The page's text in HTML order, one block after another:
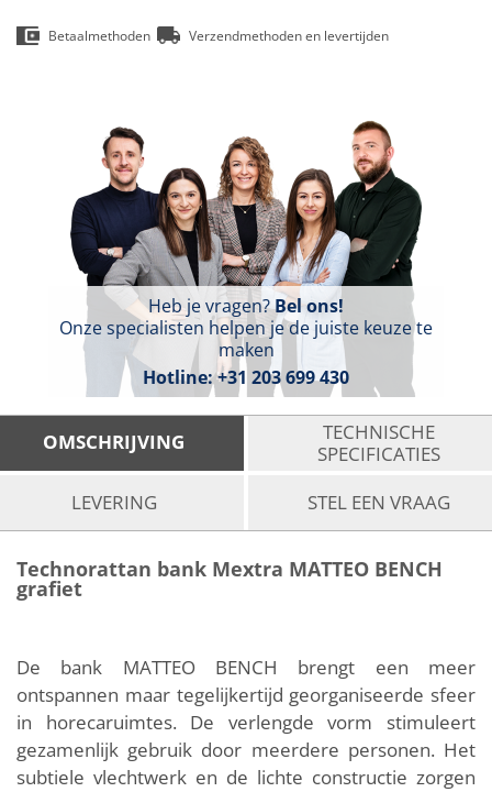
Betaalmethoden Verzendmethoden en levertijden
Heb je vragen?Bel ons!
Onze specialisten helpen je de juiste keuze te
maken
Hotline:+31 203 699 430
OMSCHRIJVING
TECHNISCHE
SPECIFICATIES
LEVERING
STEL EEN VRAAG
Technorattan bank Mextra MATTEO BENCH
grafiet
De bank MATTEO BENCH brengt een meer
ontspannen maar tegelijkertijd georganiseerde sfeer
in horecaruimtes. De verlengde vorm stimuleert
gezamenlijk gebruik door meerdere personen. Het
subtiele vlechtwerk en de lichte constructie zorgen